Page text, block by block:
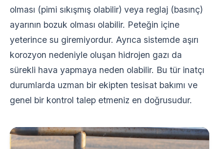
olması (pimi sıkışmış olabilir) veya reglaj (basınç)
ayarının bozuk olması olabilir. Peteğin içine
yeterince su giremiyordur. Ayrıca sistemde aşırı
korozyon nedeniyle oluşan hidrojen gazı da
sürekli hava yapmaya neden olabilir. Bu tür inatçı
durumlarda uzman bir ekipten tesisat bakımı ve
genel bir kontrol talep etmeniz en doğrusudur.